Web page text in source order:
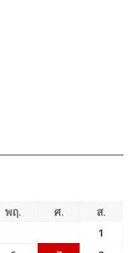
พฤ. ศ.
ส.
1